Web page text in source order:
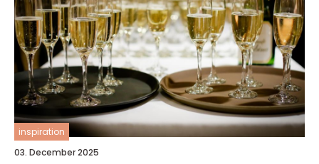
inspiration
03. December 2025